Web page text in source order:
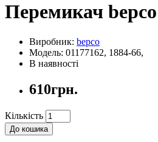
Перемикач bepco
Виробник: bepco
Модель: 01177162, 1884-66,
В наявності
610грн.
Кількість
До кошика